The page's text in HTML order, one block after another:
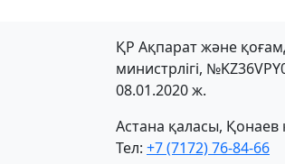
ҚР Ақпарат және
министрлігі,
08.01.2020 ж.
Астана қаласы, Қонаев
Тел: +7 (7172) 76-84-66